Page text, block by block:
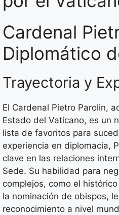
Cardenal
Diplomático
Trayectoria y
El Cardenal Pietro Parolin,
Estado del Vaticano, es un
lista de favoritos para
experiencia en diplomacia,
clave en las relaciones
Sede. Su habilidad para
complejos, como el
la nominación de obispos,
reconocimiento a nivel